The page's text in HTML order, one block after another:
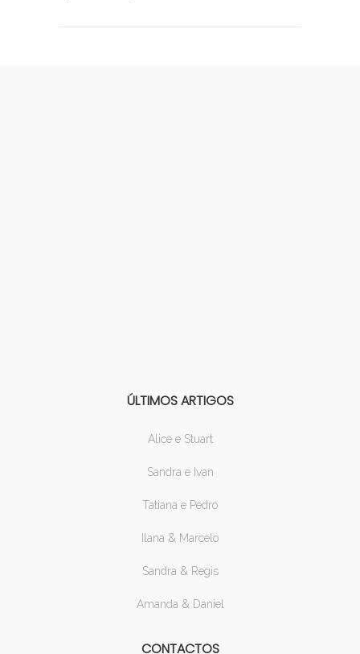
ÚLTIMOS ARTIGOS
Alice e Stuart
Sandra e Ivan
Tatiana e Pedro
Ilana & Marcelo
Sandra & Regis
Amanda & Daniel
CONTACTOS